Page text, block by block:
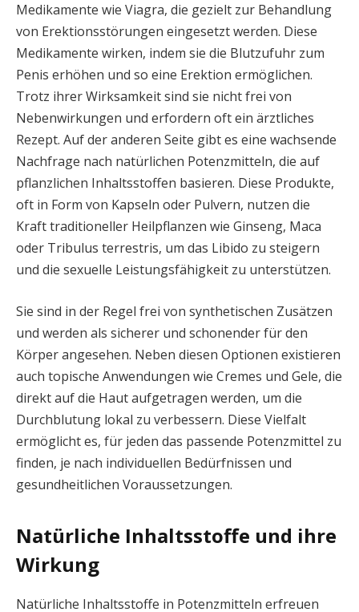
Medikamente wie Viagra, die gezielt zur Behandlung
von Erektionsstörungen eingesetzt werden. Diese
Medikamente wirken, indem sie die Blutzufuhr zum
Penis erhöhen und so eine Erektion ermöglichen.
Trotz ihrer Wirksamkeit sind sie nicht frei von
Nebenwirkungen und erfordern oft ein ärztliches
Rezept. Auf der anderen Seite gibt es eine wachsende
Nachfrage nach natürlichen Potenzmitteln, die auf
pflanzlichen Inhaltsstoffen basieren. Diese Produkte,
oft in Form von Kapseln oder Pulvern, nutzen die
Kraft traditioneller Heilpflanzen wie Ginseng, Maca
oder Tribulus terrestris, um das Libido zu steigern
und die sexuelle Leistungsfähigkeit zu unterstützen.
Sie sind in der Regel frei von synthetischen Zusätzen
und werden als sicherer und schonender für den
Körper angesehen. Neben diesen Optionen existieren
auch topische Anwendungen wie Cremes und Gele, die
direkt auf die Haut aufgetragen werden, um die
Durchblutung lokal zu verbessern. Diese Vielfalt
ermöglicht es, für jeden das passende Potenzmittel zu
finden, je nach individuellen Bedürfnissen und
gesundheitlichen Voraussetzungen.
Natürliche Inhaltsstoffe und ihre
Wirkung
Natürliche Inhaltsstoffe in Potenzmitteln erfreuen